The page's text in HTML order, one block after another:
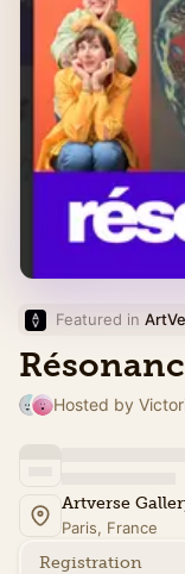
Featured in
Hosted by
Artverse
Paris, France
Registration